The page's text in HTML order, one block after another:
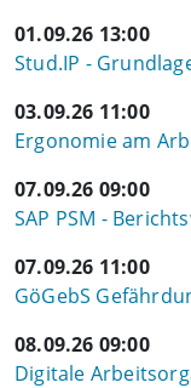
01.09.26 13:00
Stud.IP -
03.09.26 11:00
Ergonomie am
07.09.26 09:00
SAP PSM -
07.09.26 11:00
GöGebS
08.09.26 09:00
Digitale